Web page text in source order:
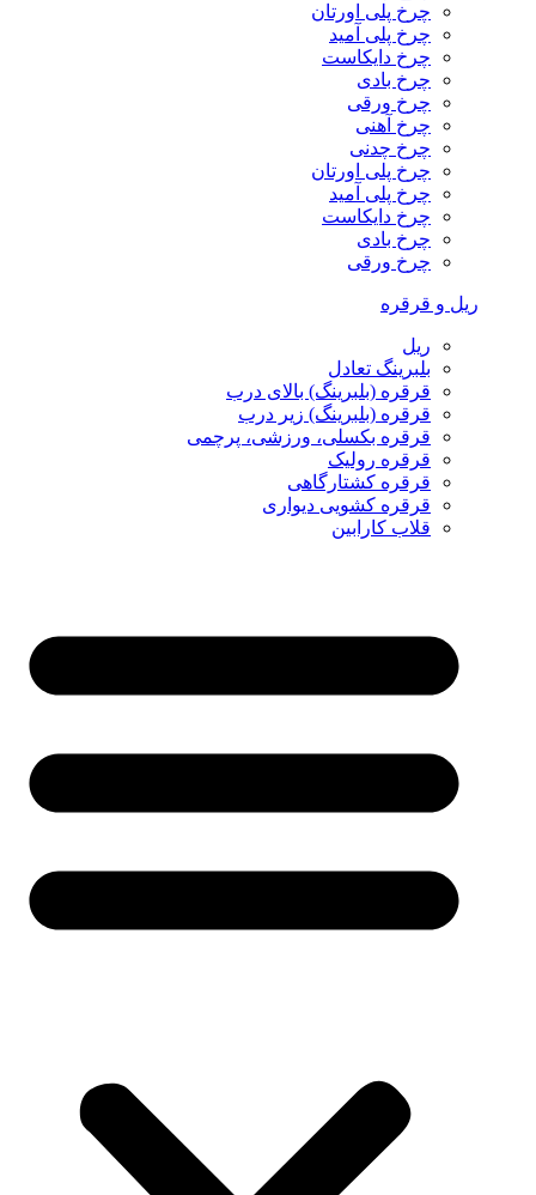
چرخ پلی اورتان
چرخ پلی آمید
چرخ دایکاست
چرخ بادی
چرخ ورقی
چرخ آهنی
چرخ چدنی
چرخ پلی اورتان
چرخ پلی آمید
چرخ دایکاست
چرخ بادی
چرخ ورقی
ریل و قرقره
ریل
بلبرینگ تعادل
قرقره (بلبرینگ) بالای درب
قرقره (بلبرینگ) زیر درب
قرقره بکسلی، ورزشی، پرچمی
قرقره رولیک
قرقره کشتارگاهی
قرقره کشویی دیواری
قلاب کارابین